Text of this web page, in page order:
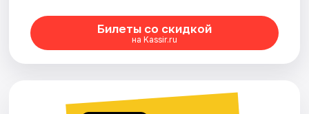
Билеты со скидкой
на Kassir.ru